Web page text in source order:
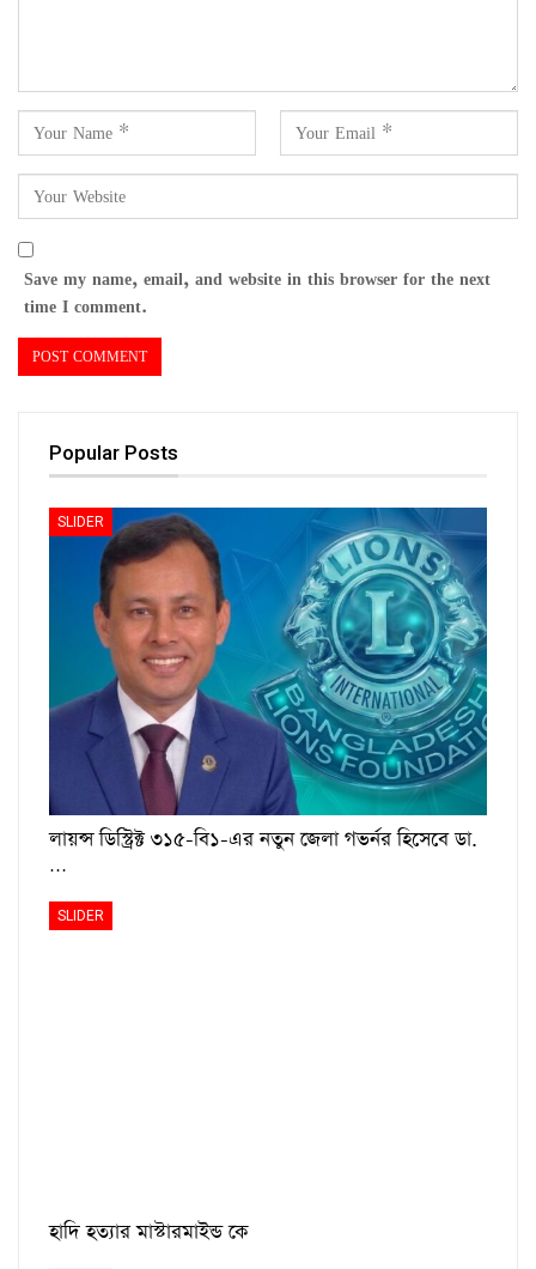
Save my name, email, and website in this browser for the next
time I comment.
Popular Posts
SLIDER
লায়ন্স ডিস্ট্রিক্ট ৩১৫-বি১-এর নতুন জেলা গভর্নর হিসেবে ডা.
…
SLIDER
হাদি হত্যার মাস্টারমাইন্ড কে